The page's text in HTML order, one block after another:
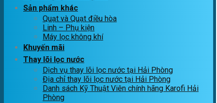
Sản phẩm khác
Quạt và Quạt điều hòa
Linh – Phụ kiện
Máy lọc không khí
Khuyến mãi
Thay lõi lọc nước
Dịch vụ thay lõi lọc nước tại Hải Phòng
Địa chỉ thay lõi lọc nước tại Hải Phòng
Danh sách Kỹ Thuật Viên chính hãng Karofi Hải
Phòng